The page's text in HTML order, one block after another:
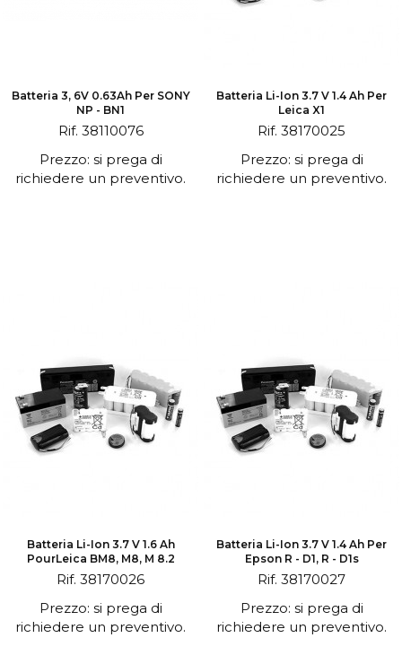
Batteria 3, 6V 0.63Ah Per SONY
NP - BN1
Rif. 38110076
Prezzo: si prega di
richiedere un preventivo.
Batteria Li-Ion 3.7 V 1.4 Ah Per
Leica X1
Rif. 38170025
Prezzo: si prega di
richiedere un preventivo.
Batteria Li-Ion 3.7 V 1.6 Ah
PourLeica BM8, M8, M 8.2
Rif. 38170026
Prezzo: si prega di
richiedere un preventivo.
Batteria Li-Ion 3.7 V 1.4 Ah Per
Epson R - D1, R - D1s
Rif. 38170027
Prezzo: si prega di
richiedere un preventivo.